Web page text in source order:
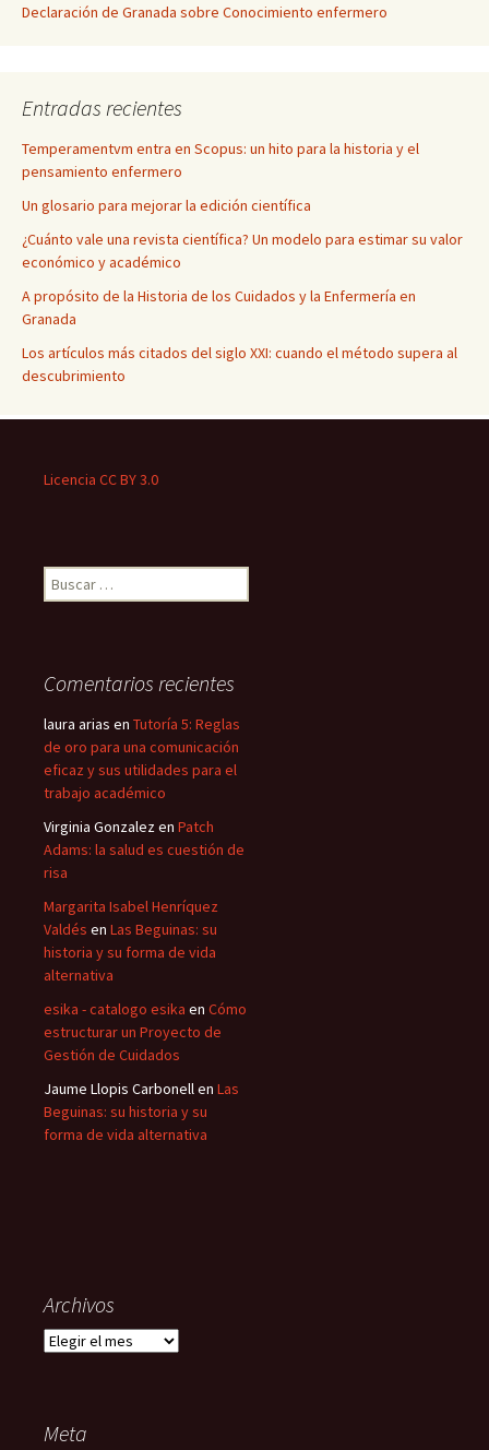
Declaración de Granada sobre Conocimiento enfermero
Entradas recientes
Temperamentvm entra en Scopus: un hito para la historia y el
pensamiento enfermero
Un glosario para mejorar la edición científica
¿Cuánto vale una revista científica? Un modelo para estimar su valor
económico y académico
A propósito de la Historia de los Cuidados y la Enfermería en
Granada
Los artículos más citados del siglo XXI: cuando el método supera al
descubrimiento
Licencia CC BY 3.0
Buscar:
Comentarios recientes
laura arias en Tutoría 5: Reglas
de oro para una comunicación
eficaz y sus utilidades para el
trabajo académico
Virginia Gonzalez en Patch
Adams: la salud es cuestión de
risa
Margarita Isabel Henríquez
Valdés en Las Beguinas: su
historia y su forma de vida
alternativa
esika - catalogo esika en Cómo
estructurar un Proyecto de
Gestión de Cuidados
Jaume Llopis Carbonell en Las
Beguinas: su historia y su
forma de vida alternativa
Archivos
Archivos
Meta